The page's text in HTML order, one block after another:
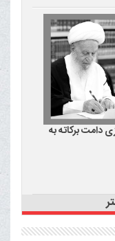
دامت برکاته به